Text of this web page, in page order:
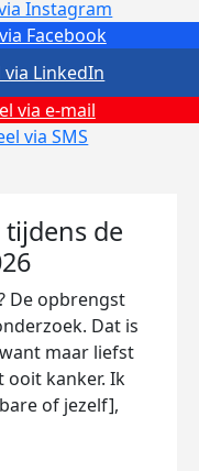
Facebook
Instagram
via e-mail
via SMS
via LinkedIn
de
De opbrengst
Dat is
maar liefst
ooit kanker. Ik
of jezelf],